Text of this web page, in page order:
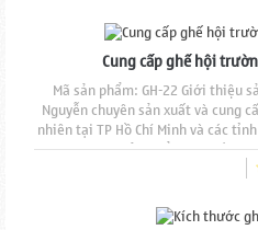
Cung cấp ghế hội
Mã sản phẩm: GH-22 Giới thiệu
Nguyễn chuyên sản xuất và cung
nhiên tại TP Hồ Chí Minh và các
nhiên là dòng sản phẩm cao cấp
Văn phòng Gia Nguyễn, sản phẩm